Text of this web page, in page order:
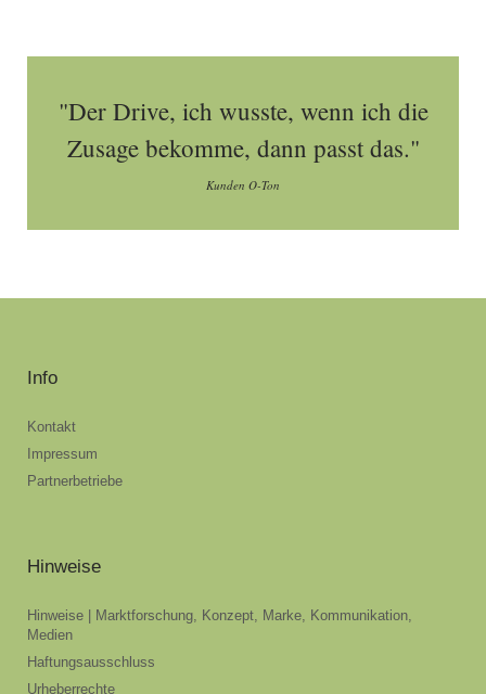
"Der Drive, ich wusste, wenn ich die
Zusage bekomme, dann passt das."
Kunden O-Ton
Info
Kontakt
Impressum
Partnerbetriebe
Hinweise
Hinweise | Marktforschung, Konzept, Marke, Kommunikation,
Medien
Haftungsausschluss
Urheberrechte